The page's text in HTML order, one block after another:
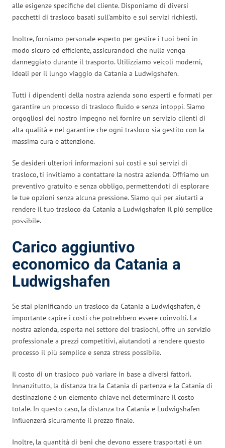
alle esigenze specifiche del cliente. Disponiamo di diversi
pacchetti di trasloco basati sull’ambito e sui servizi richiesti.
Inoltre, forniamo personale esperto per gestire i tuoi beni in
modo sicuro ed efficiente, assicurandoci che nulla venga
danneggiato durante il trasporto. Utilizziamo veicoli moderni,
ideali per il lungo viaggio da Catania a Ludwigshafen.
Tutti i dipendenti della nostra azienda sono esperti e formati per
garantire un processo di trasloco fluido e senza intoppi. Siamo
orgogliosi del nostro impegno nel fornire un servizio clienti di
alta qualità e nel garantire che ogni trasloco sia gestito con la
massima cura e attenzione.
Se desideri ulteriori informazioni sui costi e sui servizi di
trasloco, ti invitiamo a contattare la nostra azienda. Offriamo un
preventivo gratuito e senza obbligo, permettendoti di esplorare
le tue opzioni senza alcuna pressione. Siamo qui per aiutarti a
rendere il tuo trasloco da Catania a Ludwigshafen il più semplice
possibile.
Carico aggiuntivo
economico da Catania a
Ludwigshafen
Se stai pianificando un trasloco da Catania a Ludwigshafen, è
importante capire i costi che potrebbero essere coinvolti. La
nostra azienda, esperta nel settore dei traslochi, offre un servizio
professionale a prezzi competitivi, aiutandoti a rendere questo
processo il più semplice e senza stress possibile.
Il costo di un trasloco può variare in base a diversi fattori.
Innanzitutto, la distanza tra la Catania di partenza e la Catania di
destinazione è un elemento chiave nel determinare il costo
totale. In questo caso, la distanza tra Catania e Ludwigshafen
influenzerà sicuramente il prezzo finale.
Inoltre, la quantità di beni che devono essere trasportati è un